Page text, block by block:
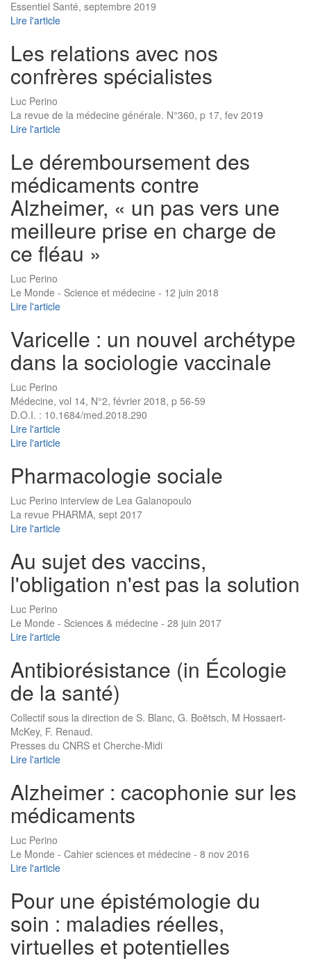
Essentiel Santé, septembre 2019
Lire l'article
Les relations avec nos
confrères spécialistes
Luc Perino
La revue de la médecine générale. N°360, p 17, fev 2019
Lire l'article
Le déremboursement des
médicaments contre
Alzheimer, « un pas vers une
meilleure prise en charge de
ce fléau »
Luc Perino
Le Monde - Science et médecine - 12 juin 2018
Lire l'article
Varicelle : un nouvel archétype
dans la sociologie vaccinale
Luc Perino
Médecine, vol 14, N°2, février 2018, p 56-59
D.O.I. : 10.1684/med.2018.290
Lire l'article
Lire l'article
Pharmacologie sociale
Luc Perino interview de Lea Galanopoulo
La revue PHARMA, sept 2017
Lire l'article
Au sujet des vaccins,
l'obligation n'est pas la solution
Luc Perino
Le Monde - Sciences & médecine - 28 juin 2017
Lire l'article
Antibiorésistance (in Écologie
de la santé)
Collectif sous la direction de S. Blanc, G. Boëtsch, M Hossaert-
McKey, F. Renaud.
Presses du CNRS et Cherche-Midi
Lire l'article
Alzheimer : cacophonie sur les
médicaments
Luc Perino
Le Monde - Cahier sciences et médecine - 8 nov 2016
Lire l'article
Pour une épistémologie du
soin : maladies réelles,
virtuelles et potentielles